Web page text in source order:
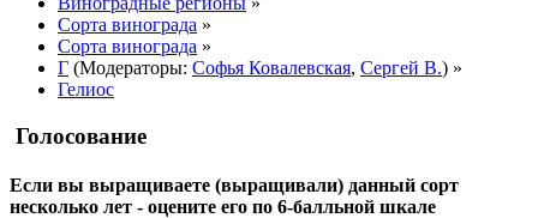
Сорта винограда »
Сорта винограда »
Г (Модераторы: Софья Ковалевская, Сергей В.) »
Гелиос
Голосование
Если вы выращиваете (выращивали) данный сорт
несколько лет - оцените его по 6-балльной шкале